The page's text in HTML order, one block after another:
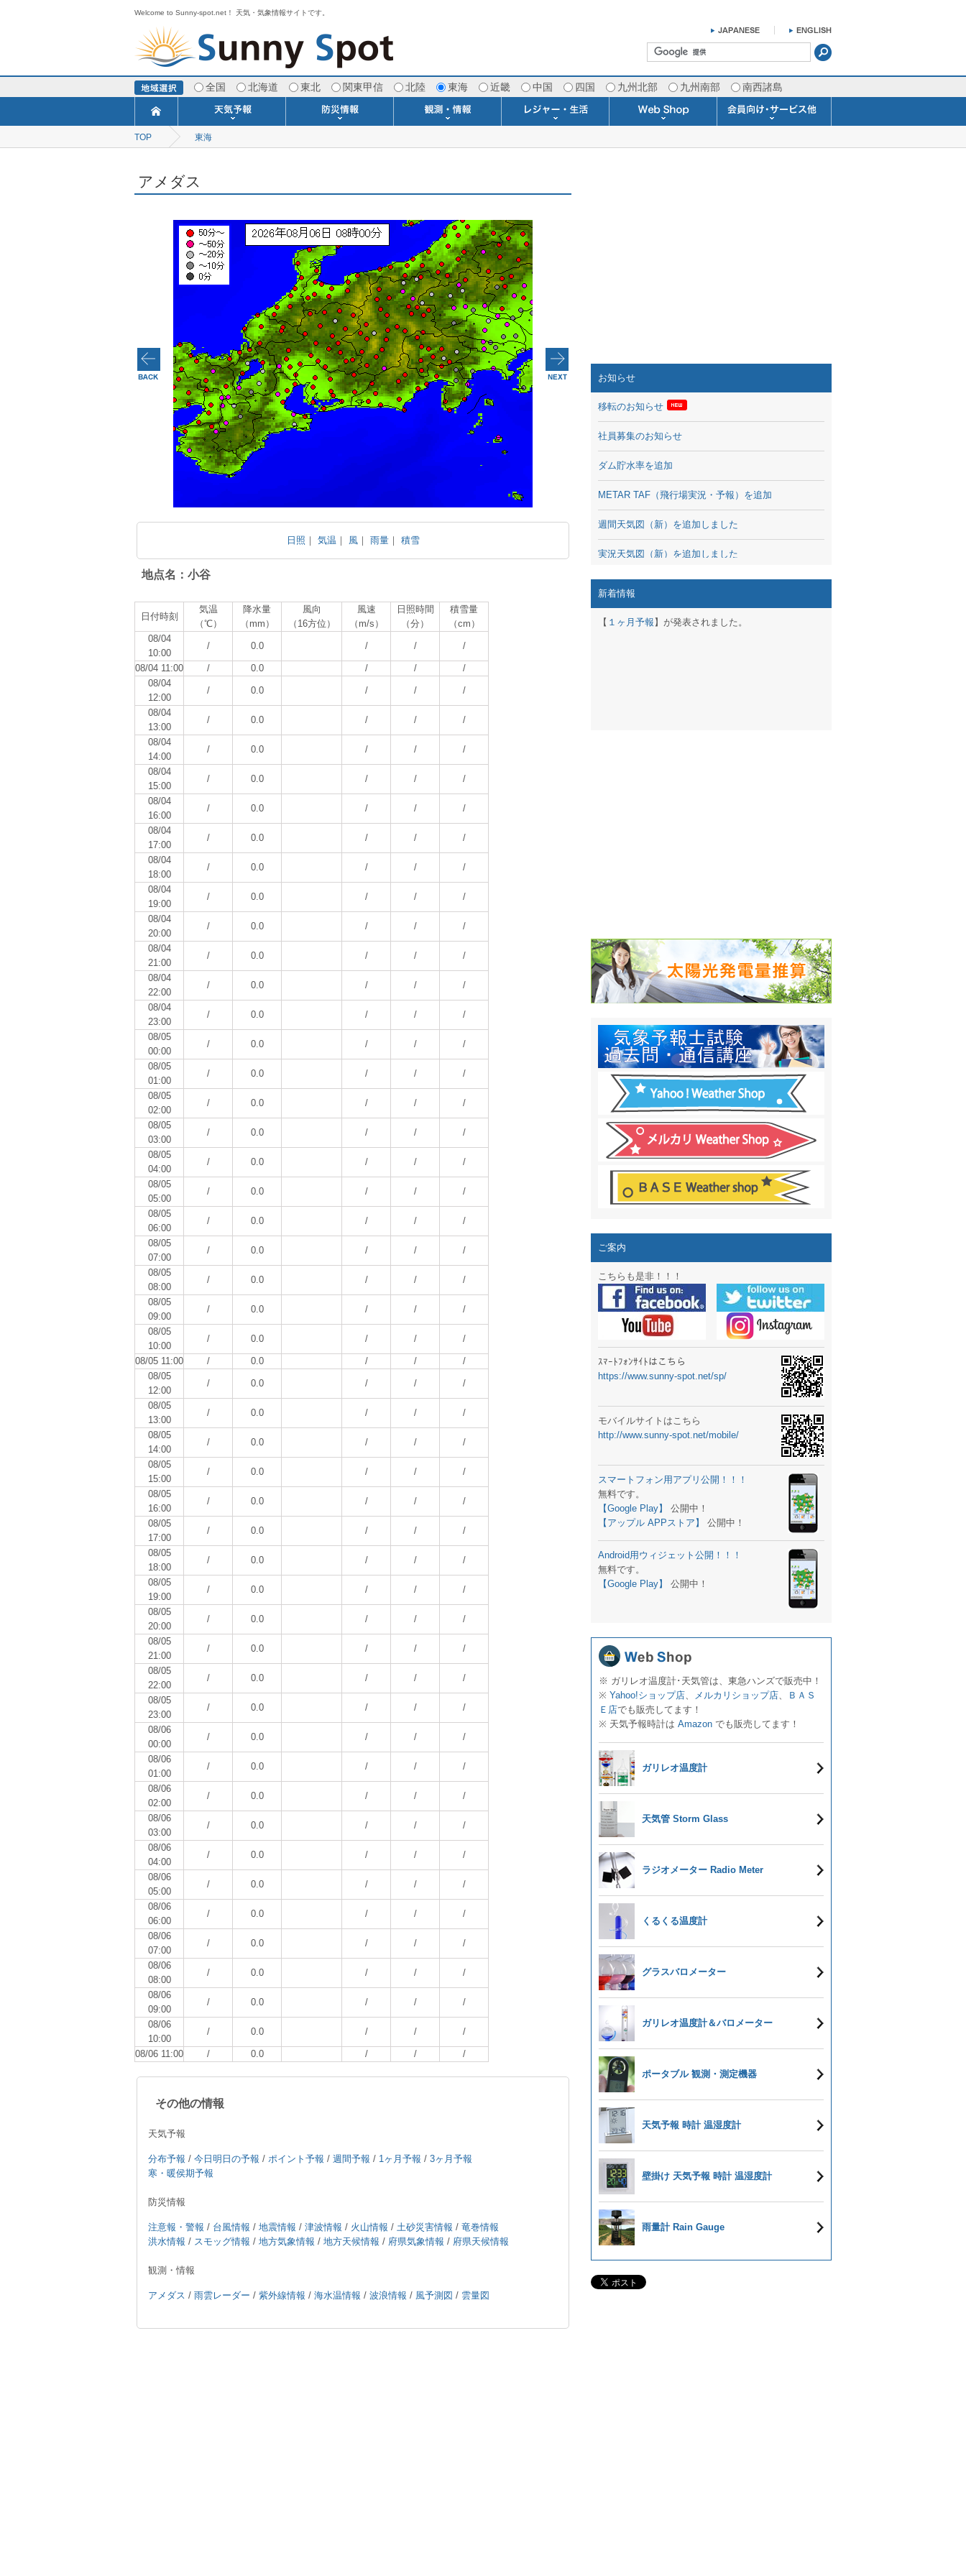
Welcome to Sunny-spot.net！ 天気・気象情報サイトです。
全国 北海道 東北 関東甲信 北陸 東海 近畿 中国 四国 九州北部 九州南部 南西諸島
今日明日の天気
ポイント予報
週間天気予報
寒・暖候期予報
TOP 東海
アメダス
日照 ｜ 気温 ｜ 風｜ 雨量｜ 積雪
地点名：小谷
日付時刻
気温
（℃）
降水量
（mm）
風向
（16方位）
風速
（m/s）
日照時間
（分）
積雪量
（cm）
08/04
10:00
/ 0.0 / / /
08/04 11:00 / 0.0 / /
/
08/04
12:00
/ 0.0 / / /
08/04
13:00
/ 0.0 / / /
08/04
14:00
/ 0.0 / / /
08/04
15:00
/ 0.0 / / /
08/04
16:00
/ 0.0 / / /
08/04
17:00
/ 0.0 / / /
08/04
18:00
/ 0.0 / / /
08/04
19:00
/ 0.0 / / /
08/04
20:00
/ 0.0 / / /
08/04
21:00
/ 0.0 / / /
08/04
22:00
/ 0.0 / / /
08/04
23:00
/ 0.0 / / /
08/05
00:00
/ 0.0 / / /
08/05
01:00
/ 0.0 / / /
08/05
02:00
/ 0.0 / / /
08/05
03:00
/ 0.0 / / /
08/05
04:00
/ 0.0 / / /
08/05
05:00
/ 0.0 / / /
08/05
06:00
/ 0.0 / / /
08/05
07:00
/ 0.0 / / /
08/05
08:00
/ 0.0 / / /
08/05
09:00
/ 0.0 / / /
08/05
10:00
/ 0.0 / / /
08/05 11:00 / 0.0 / /
/
08/05
12:00
/ 0.0 / / /
08/05
13:00
/ 0.0 / / /
08/05
14:00
/ 0.0 / / /
08/05
15:00
/ 0.0 / / /
08/05
16:00
/ 0.0 / / /
08/05
17:00
/ 0.0 / / /
08/05
18:00
/ 0.0 / / /
08/05
19:00
/ 0.0 / / /
08/05
20:00
/ 0.0 / / /
08/05
21:00
/ 0.0 / / /
08/05
22:00
/ 0.0 / / /
08/05
23:00
/ 0.0 / / /
08/06
00:00
/ 0.0 / / /
08/06
01:00
/ 0.0 / / /
08/06
02:00
/ 0.0 / / /
08/06
03:00
/ 0.0 / / /
08/06
04:00
/ 0.0 / / /
08/06
05:00
/ 0.0 / / /
08/06
06:00
/ 0.0 / / /
08/06
07:00
/ 0.0 / / /
08/06
08:00
/ 0.0 / / /
08/06
09:00
/ 0.0 / / /
08/06
10:00
/ 0.0 / / /
08/06 11:00 / 0.0 / / /
その他の情報
天気予報
分布予報 / 今日明日の予報 / ポイント予報 / 週間予報 / 1ヶ月予報 / 3ヶ月予報
寒・暖侯期予報
防災情報
注意報・警報 / 台風情報 / 地震情報 / 津波情報 / 火山情報 / 土砂災害情報 / 竜巻情報
洪水情報 / スモッグ情報 / 地方気象情報 / 地方天候情報 / 府県気象情報 / 府県天候情報
観測・情報
アメダス / 雨雲レーダー / 紫外線情報 / 海水温情報 / 波浪情報 / 風予測図 / 雲量図
お知らせ
移転のお知らせ
社員募集のお知らせ
ダム貯水率を追加
METAR TAF（飛行場実況・予報）を追加
週間天気図（新）を追加しました
実況天気図（新）を追加しました
ｽﾏｰﾄﾌｫﾝ用のサイト作成！
結露 10日間予報オプション追加！
ガリレオ温度計&天気管新色登場！
HPリニューアル第２弾：本サイト Update!
HPリニューアル第１弾：英語ページOPEN
週間天気図&週間波浪図を10日に延長しました
太陽光発電量の推算はじめました
気象情報通知サービス「お天気見張り番」開始
週間波浪図追加しました。
予報士通信講座に解析ツール追加！！
専門天気図アーカイブ開始！！
スマートフォン アプリ バージョンアップ
ラジオメーターニュータイプ新登場！
スマートフォン ウィジェット公開
気象予報士スクールの御案内
弊社事務所を移転しました。
生物平年値 更新
予報士学習サイト OPEN！
専門天気図 追加
ラジオメーター輸入販売開始！
スマートフォン アプリ バージョンアップ
お天気パーツ 追加
新着情報
【 １ヶ月予報 】が発表されました。
ご案内
こちらも是非！！！
ｽﾏｰﾄﾌｫﾝｻｲﾄはこちら
https://www.sunny-spot.net/sp/
モバイルサイトはこちら
http://www.sunny-spot.net/mobile/
スマートフォン用アプリ公開！！！
無料です。
【Google Play】
公開中！
【アップル APPストア】
公開中！
Android用ウィジェット公開！！！
無料です。
【Google Play】
公開中！
※ ガリレオ温度計･天気管は、東急ハンズで販売中！
※ Yahoo!ショップ店、 メルカリショップ店、
ＢＡＳ
Ｅ店でも販売してます！
※ 天気予報時計は Amazon でも販売してます！
ガリレオ温度計
天気管 Storm Glass
ラジオメーター Radio Meter
くるくる温度計
グラスバロメーター
ガリレオ温度計＆バロメーター
ポータブル 観測・測定機器
天気予報 時計 温湿度計
壁掛け 天気予報 時計 温湿度計
雨量計 Rain Gauge